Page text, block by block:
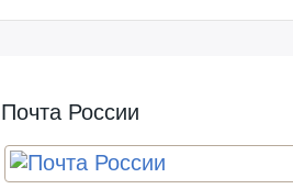
Почта России